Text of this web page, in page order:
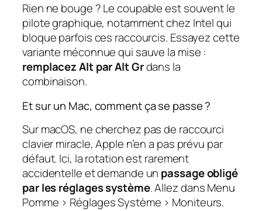
Rien ne bouge ? Le coupable est souvent le
pilote graphique, notamment chez Intel qui
bloque parfois ces raccourcis. Essayez cette
variante méconnue qui sauve la mise :
remplacez Alt par Alt Grdans la
combinaison.
Et sur un Mac, comment ça se passe ?
Sur macOS, ne cherchez pas de raccourci
clavier miracle, Apple n’en a pas prévu par
défaut. Ici, la rotation est rarement
accidentelle et demande un passage obligé
par les réglages système. Allez dans Menu
Pomme > Réglages Système > Moniteurs.